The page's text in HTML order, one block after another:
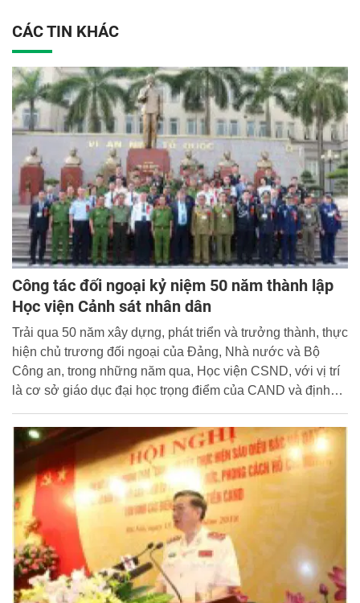
CÁC TIN KHÁC
Công tác đối ngoại kỷ niệm 50 năm thành lập
Học viện Cảnh sát nhân dân
Trải qua 50 năm xây dựng, phát triển và trưởng thành, thực
hiện chủ trương đối ngoại của Đảng, Nhà nước và Bộ
Công an, trong những năm qua, Học viện CSND, với vị trí
là cơ sở giáo dục đại học trọng điểm của CAND và định
trọng điểm, đạt chuẩn quốc gia trước năm 2020 đã đẩy
mạnh hoạt động hợp tác quốc tế trong công tác đào tạo
Cảnh sát với nhiều kết quả đáng khích lệ.